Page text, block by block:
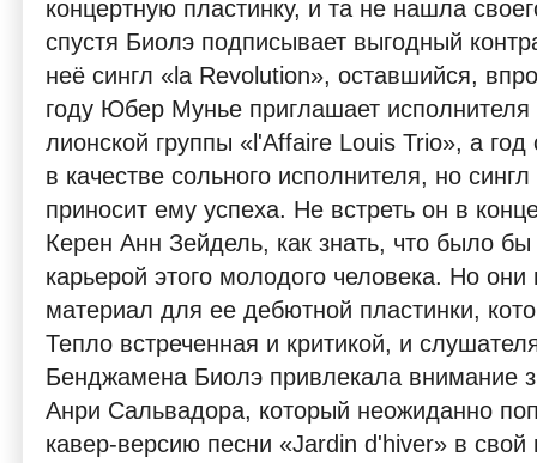
концертную пластинку, и та не нашла
спустя Биолэ подписывает выгодный
неё сингл «la Revolution», оставшийся,
году Юбер Мунье приглашает
лионской группы «l'Affaire Louis Trio», а
в качестве сольного исполнителя, но
приносит ему успеха. Не встреть он в
Керен Анн Зейдель, как знать, что было
карьерой этого молодого человека. Но
материал для ее дебютной пластинки,
Тепло встреченная и критикой, и
Бенджамена Биолэ привлекала внимание
Анри Сальвадора, который неожиданно
кавер-версию песни «Jardin d'hiver» в